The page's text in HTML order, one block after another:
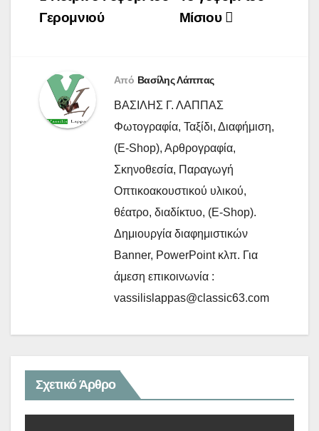
άρθρων
Μίσιου
Γερομνιού
Από Βασίλης Λάππας
ΒΑΣΙΛΗΣ Γ. ΛΑΠΠΑΣ
Φωτογραφία, Ταξίδι, Διαφήμιση,
(E-Shop), Αρθρογραφία,
Σκηνοθεσία, Παραγωγή
Οπτικοακουστικού υλικού,
θέατρο, διαδίκτυο, (E-Shop).
Δημιουργία διαφημιστικών
Banner, PowerPoint κλπ. Για
άμεση επικοινωνία :
vassilislappas@classic63.com
Σχετικό Άρθρο